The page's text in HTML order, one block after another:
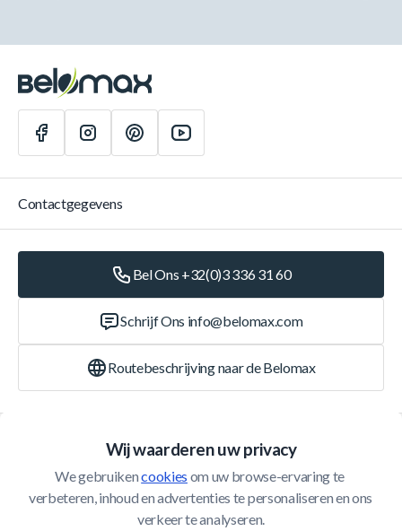
Wij waarderen uw privacy
We gebruiken cookies om uw browse-ervaring te
verbeteren, inhoud en advertenties te personaliseren en ons
verkeer te analyseren.
Klantenservice
Contactgegevens
Bel Ons +32(0)3 336 31 60
Schrijf Ons info@belomax.com
Routebeschrijving naar de Belomax